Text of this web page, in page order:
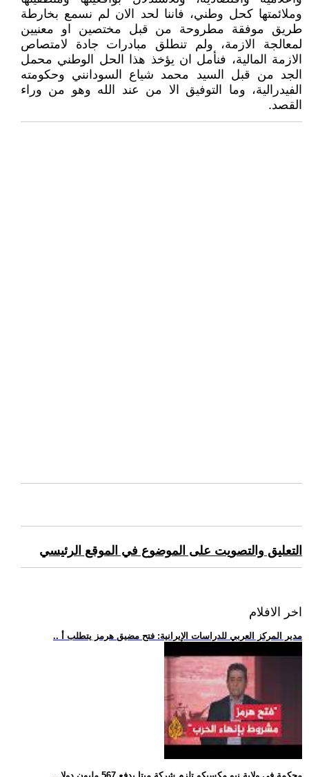
وملائمتها كحل وطني، فاننا لحد الان لم نسمع بخارطة
طريق موفقة مطروحة من قبل مختصين او معنيين
لمعالجة الازمة، ولم تنطلق مبادرات جادة لامتصاص
الازمة المالية، فنأمل ان يؤخذ هذا الحل الوطني محمل
الجد من قبل السيد محمد شياع السودانني وحكومته
الفيدرالية، وما التوفيق الا من عند الله وهو من وراء
القصد.
التعليق والتصويت على الموضوع في الموقع الرئيسي
اخر الافلام
.. مدير المركز العربي للدراسات الإيرانية: فتح مضيق هرمز يتطلب أ